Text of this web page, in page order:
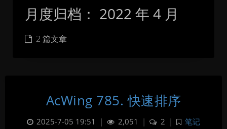
月度归档： 2022 年 4 月
2 篇文章
AcWing 785. 快速排序
2025-7-05 19:51 | 2,051 | 2 |
笔记